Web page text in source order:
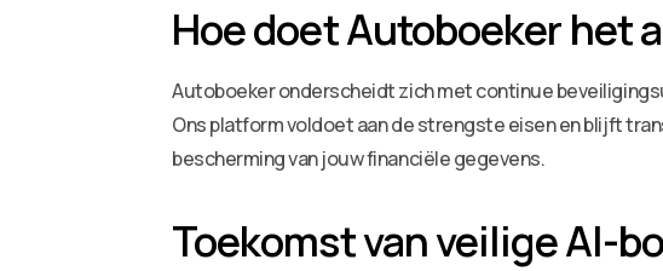
Hoe doet Autoboeker het
Autoboeker onderscheidt zich met continue
Ons platform voldoet aan de strengste eisen en blijft
bescherming van jouw financiële gegevens.
Toekomst van veilige AI-